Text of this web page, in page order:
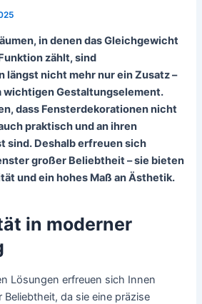
in denen das Gleichgewicht
zählt, sind
längst nicht mehr nur ein Zusatz –
wichtigen Gestaltungselement.
dass Fensterdekorationen nicht
praktisch und an ihren
sind. Deshalb erfreuen sich
großer Beliebtheit – sie bieten
und ein hohes Maß an Ästhetik.
in moderner
Lösungen erfreuen sich Innen
da sie eine präzise